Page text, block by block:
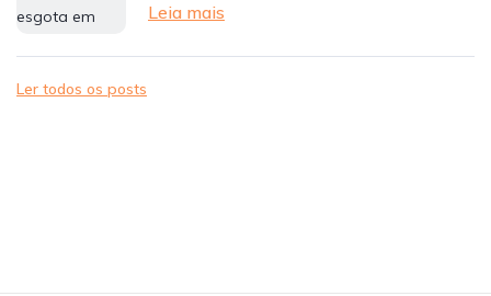
Leia mais
Ler todos os posts